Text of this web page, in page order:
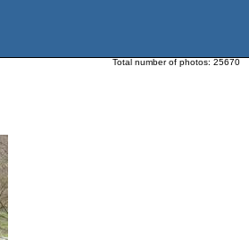
Total number of photos: 25670